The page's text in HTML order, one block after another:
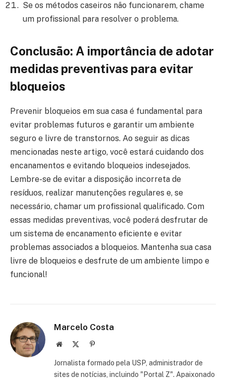
Se os métodos caseiros não funcionarem, chame
um profissional para resolver o problema.
Conclusão: A importância de adotar
medidas preventivas para evitar
bloqueios
Prevenir bloqueios em sua casa é fundamental para
evitar problemas futuros e garantir um ambiente
seguro e livre de transtornos. Ao seguir as dicas
mencionadas neste artigo, você estará cuidando dos
encanamentos e evitando bloqueios indesejados.
Lembre-se de evitar a disposição incorreta de
resíduos, realizar manutenções regulares e, se
necessário, chamar um profissional qualificado. Com
essas medidas preventivas, você poderá desfrutar de
um sistema de encanamento eficiente e evitar
problemas associados a bloqueios. Mantenha sua casa
livre de bloqueios e desfrute de um ambiente limpo e
funcional!
Marcelo Costa
Website Pinterest
Jornalista formado pela USP, administrador de
sites de notícias, incluindo "Portal Z". Apaixonado